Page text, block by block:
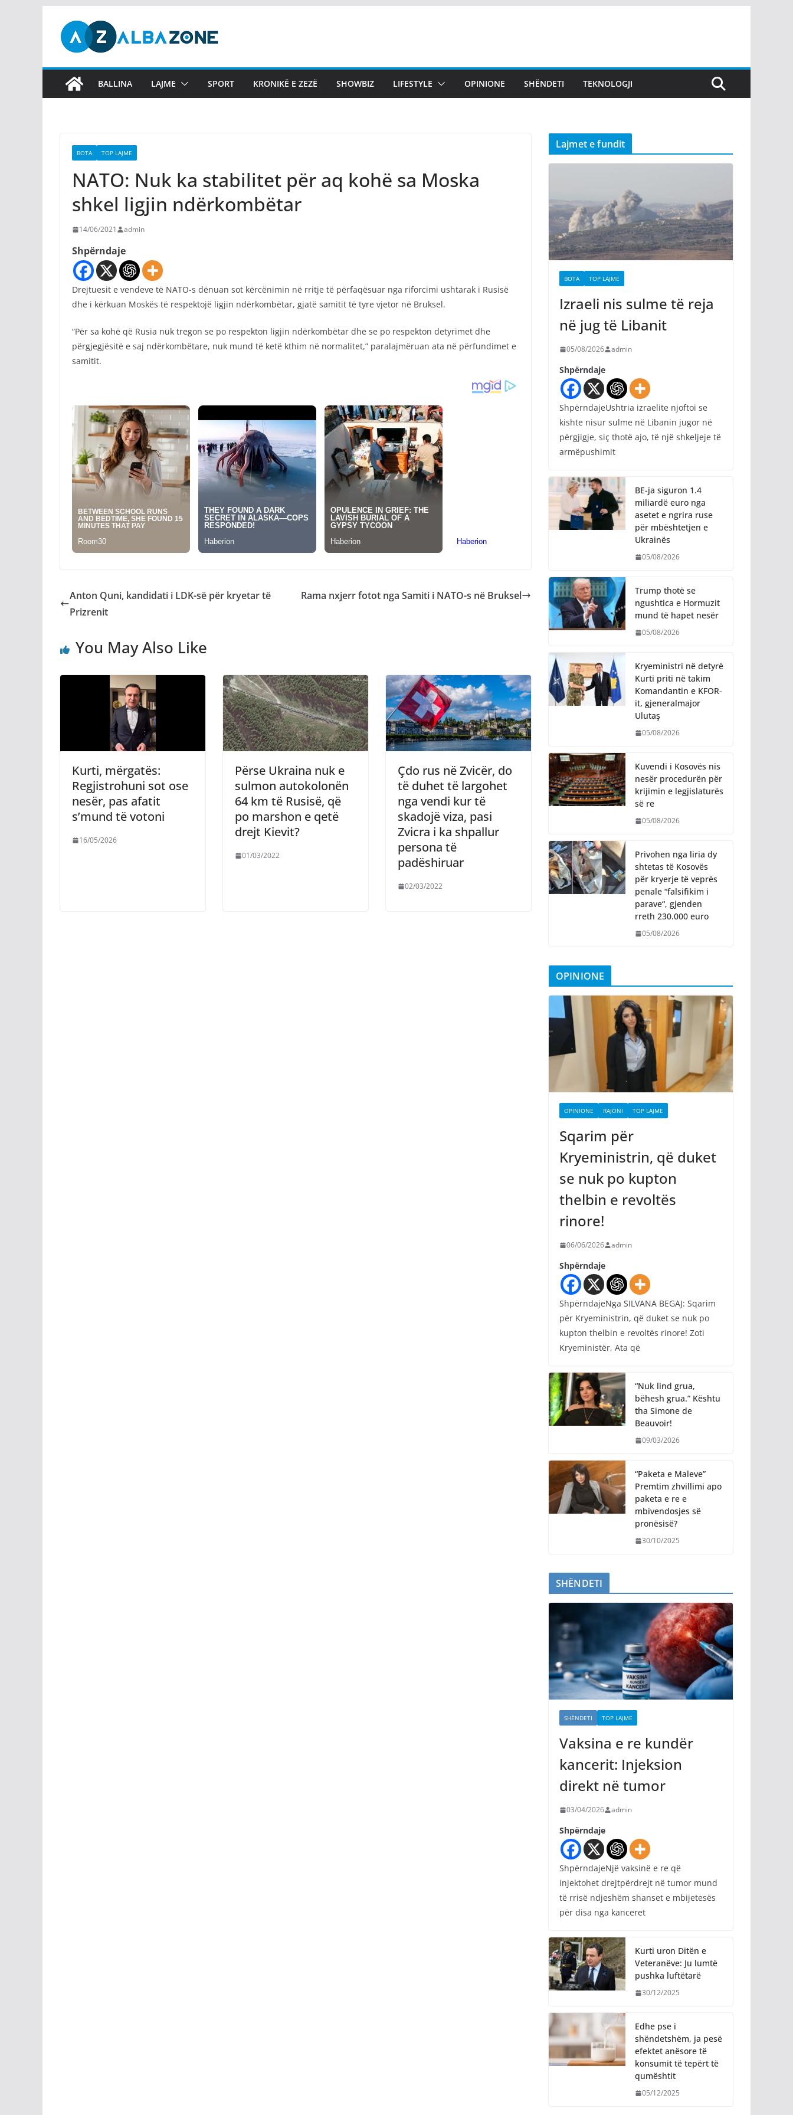
content
BALLINA LAJME SPORT KRONIKË E ZEZË SHOWBIZ LIFESTYLE OPINIONE SHËNDETI TEKNOLOGJI
BOTA TOP LAJME
NATO: Nuk ka stabilitet për aq kohë sa Moska
shkel ligjin ndërkombëtar
14/06/2021 admin
Shpërndaje
Drejtuesit e vendeve të NATO-s dënuan sot kërcënimin në rritje të përfaqësuar nga riforcimi ushtarak i Rusisë
dhe i kërkuan Moskës të respektojë ligjin ndërkombëtar, gjatë samitit të tyre vjetor në Bruksel.
“Për sa kohë që Rusia nuk tregon se po respekton ligjin ndërkombëtar dhe se po respekton detyrimet dhe
përgjegjësitë e saj ndërkombëtare, nuk mund të ketë kthim në normalitet,” paralajmëruan ata në përfundimet e
samitit.
Anton Quni, kandidati i LDK-së për kryetar të
Prizrenit
Rama nxjerr fotot nga Samiti i NATO-s në Bruksel
You May Also Like
Kurti, mërgatës:
Regjistrohuni sot ose
nesër, pas afatit
s’mund të votoni
16/05/2026
Përse Ukraina nuk e
sulmon autokolonën
64 km të Rusisë, që
po marshon e qetë
drejt Kievit?
01/03/2022
Çdo rus në Zvicër, do
të duhet të largohet
nga vendi kur të
skadojë viza, pasi
Zvicra i ka shpallur
persona të
padëshiruar
02/03/2022
Lajmet e fundit
BOTA TOP LAJME
Izraeli nis sulme të reja
në jug të Libanit
05/08/2026 admin
Shpërndaje
ShpërndajeUshtria izraelite njoftoi se
kishte nisur sulme në Libanin jugor në
përgjigje, siç thotë ajo, të një shkeljeje të
armëpushimit
BE-ja siguron 1.4
miliardë euro nga
asetet e ngrira ruse
për mbështetjen e
Ukrainës
05/08/2026
Trump thotë se
ngushtica e Hormuzit
mund të hapet nesër
05/08/2026
Kryeministri në detyrë
Kurti priti në takim
Komandantin e KFOR-
it, gjeneralmajor
Ulutaş
05/08/2026
Kuvendi i Kosovës nis
nesër procedurën për
krijimin e legjislaturës
së re
05/08/2026
Privohen nga liria dy
shtetas të Kosovës
për kryerje të veprës
penale “falsifikim i
parave“, gjenden
rreth 230.000 euro
05/08/2026
OPINIONE
OPINIONE RAJONI TOP LAJME
Sqarim për
Kryeministrin, që duket
se nuk po kupton
thelbin e revoltës
rinore!
06/06/2026 admin
Shpërndaje
ShpërndajeNga SILVANA BEGAJ: Sqarim
për Kryeministrin, që duket se nuk po
kupton thelbin e revoltës rinore! Zoti
Kryeministër, Ata që
“Nuk lind grua,
bëhesh grua.” Kështu
tha Simone de
Beauvoir!
09/03/2026
“Paketa e Maleve”
Premtim zhvillimi apo
paketa e re e
mbivendosjes së
pronësisë?
30/10/2025
SHËNDETI
SHËNDETI TOP LAJME
Vaksina e re kundër
kancerit: Injeksion
direkt në tumor
03/04/2026 admin
Shpërndaje
ShpërndajeNjë vaksinë e re që
injektohet drejtpërdrejt në tumor mund
të rrisë ndjeshëm shanset e mbijetesës
për disa nga kanceret
Kurti uron Ditën e
Veteranëve: Ju lumtë
pushka luftëtarë
30/12/2025
Edhe pse i
shëndetshëm, ja pesë
efektet anësore të
konsumit të tepërt të
qumështit
05/12/2025